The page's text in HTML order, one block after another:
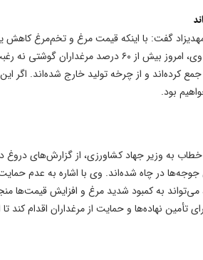
گفت: با اینکه قیمت مرغ و تخم‌مرغ کاهش
نهاده‌ها چهار برابر شده و فشار روی تولیدکنندگان بیشتر شده است. به گفته وی، امروز بیش از
۳۰ درصد واحدها بار خود را جمع کرده‌اند و از چرخه تولید خارج
بود.
به وزیر جهاد کشاورزی، از گزارش‌های دروغ
جوجه‌ها در چاه شده‌اند. وی با اشاره به عدم
می‌تواند به کمبود شدید مرغ و افزایش قیمت‌ها
نهاده‌ها و حمایت از مرغداران اقدام کند تا